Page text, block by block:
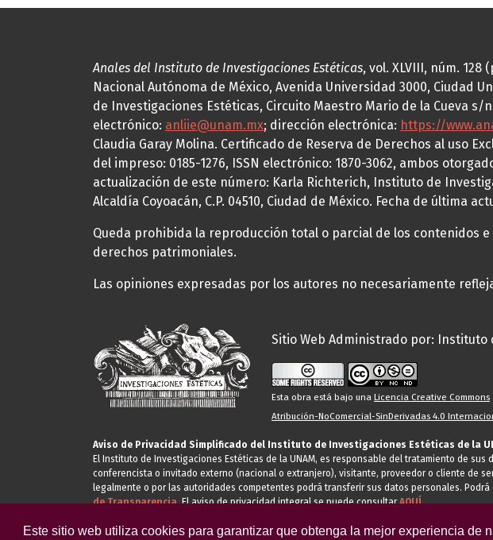
Este sitio web utiliza cookies para garantizar que obtenga la mejor experiencia de
Anales del Instituto de Investigaciones Estéticas, vol. XLVIII, núm.
Nacional Autónoma de México, Avenida Universidad 3000, Ciudad
de Investigaciones Estéticas, Circuito Maestro Mario de la Cueva s/
electrónico: anliie@unam.mx; dirección electrónica: https://
Claudia Garay Molina. Certificado de Reserva de Derechos al uso
del impreso: 0185-1276, ISSN electrónico: 1870-3062, ambos
actualización de este número: Karla Richterich, Instituto de
Alcaldía Coyoacán, C.P. 04510, Ciudad de México. Fecha de última
Queda prohibida la reproducción total o parcial de los contenidos
derechos patrimoniales.
Las opiniones expresadas por los autores no necesariamente
Sitio Web Administrado por: Instituto
Esta obra está bajo una Licencia Creative Commons
Atribución-NoComercial-SinDerivadas 4.0
Aviso de Privacidad Simplificado del Instituto de Investigaciones Estéticas de la
El Instituto de Investigaciones Estéticas de la UNAM, es responsable del tratamiento de
conferencista o invitado externo (nacional o extranjero), visitante, proveedor o cliente de
legalmente o por las autoridades competentes podrá transferir sus datos personales.
de Transparencia.El aviso de privacidad integral se puede consultarAQUÍ